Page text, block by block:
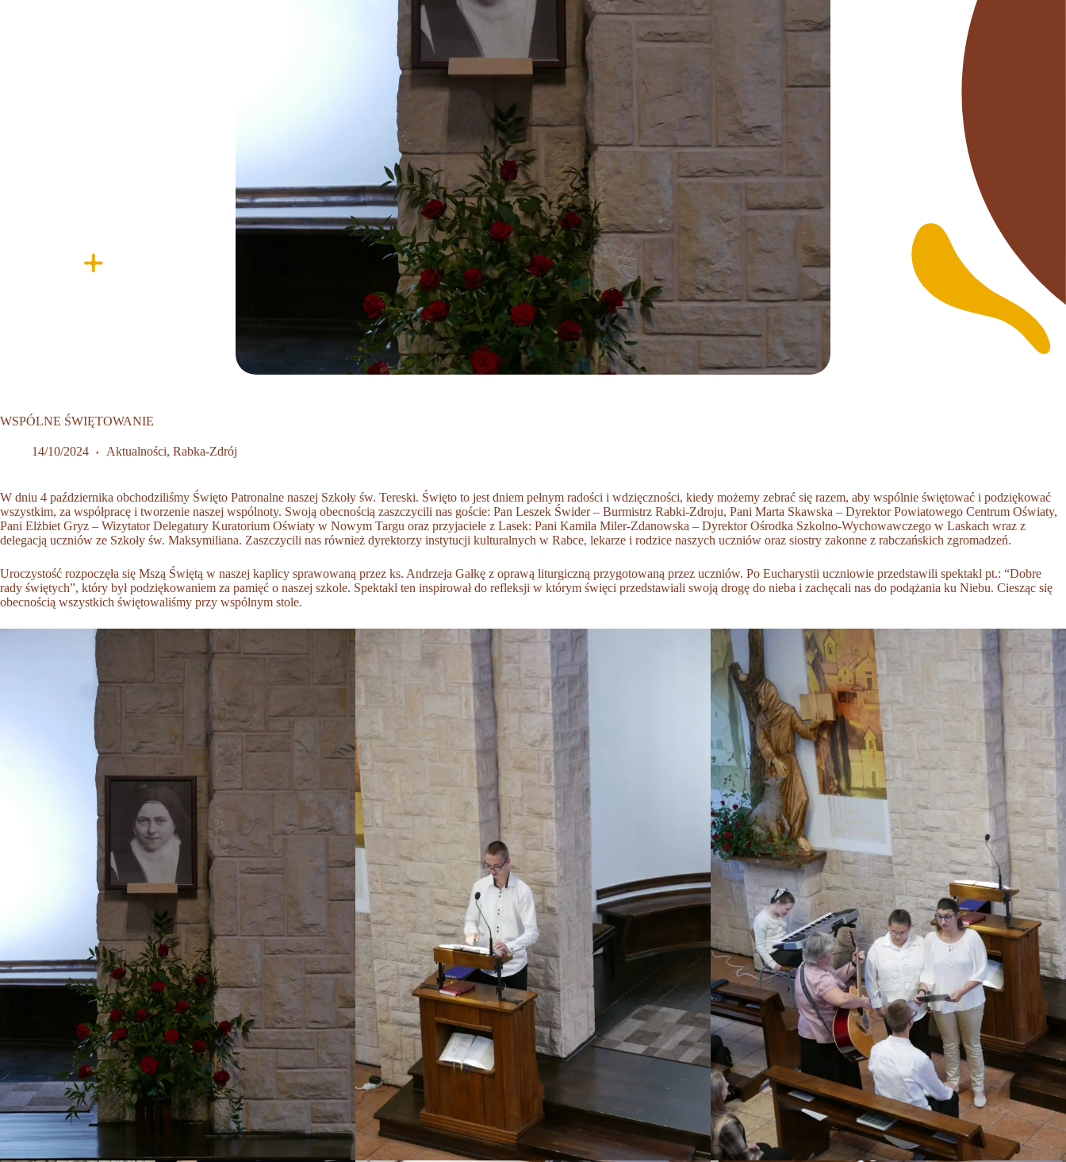
WSPÓLNE ŚWIĘTOWANIE
14/10/2024 Aktualności, Rabka-Zdrój
W dniu 4 października obchodziliśmy Święto Patronalne naszej Szkoły św. Tereski. Święto to jest dniem pełnym radości i wdzięczności, kiedy możemy zebrać się razem, aby wspólnie świętować i podziękować
wszystkim, za współpracę i tworzenie naszej wspólnoty. Swoją obecnością zaszczycili nas goście: Pan Leszek Świder – Burmistrz Rabki-Zdroju, Pani Marta Skawska – Dyrektor Powiatowego Centrum Oświaty,
Pani Elżbiet Gryz – Wizytator Delegatury Kuratorium Oświaty w Nowym Targu oraz przyjaciele z Lasek: Pani Kamila Miler-Zdanowska – Dyrektor Ośrodka Szkolno-Wychowawczego w Laskach wraz z
delegacją uczniów ze Szkoły św. Maksymiliana. Zaszczycili nas również dyrektorzy instytucji kulturalnych w Rabce, lekarze i rodzice naszych uczniów oraz siostry zakonne z rabczańskich zgromadzeń.
Uroczystość rozpoczęła się Mszą Świętą w naszej kaplicy sprawowaną przez ks. Andrzeja Gałkę z oprawą liturgiczną przygotowaną przez uczniów. Po Eucharystii uczniowie przedstawili spektakl pt.: “Dobre
rady świętych”, który był podziękowaniem za pamięć o naszej szkole. Spektakl ten inspirował do refleksji w którym święci przedstawiali swoją drogę do nieba i zachęcali nas do podążania ku Niebu. Ciesząc się
obecnością wszystkich świętowaliśmy przy wspólnym stole.